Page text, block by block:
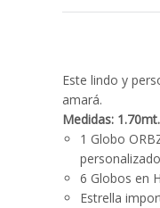
Este lindo y
amará.
Medidas:
1 Globo
6 Globos en
Estrella